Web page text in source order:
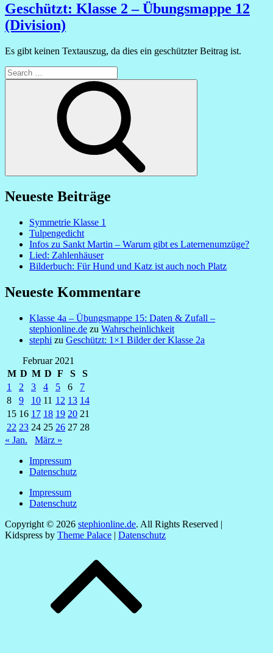
Geschützt: Klasse 2 – Übungsmappe 12
(Division)
Es gibt keinen Textauszug, da dies ein geschützter Beitrag ist.
Search
for:
Neueste Beiträge
Symmetrie Klasse 1
Tulpengedicht
Infos zu Sankt Martin – Warum gibt es Laternenumzüge?
Lied: Zahlenhäuser
Bilderbuch: Für Hund und Katz ist auch noch Platz
Neueste Kommentare
Klasse 4a – Übungsmappe 15: Daten & Zufall –
stephionline.de zu Wahrscheinlichkeit
stephi zu Geschützt: 1×1 Bilder der Klasse 2a
Februar 2021
M D M D F S
S
1
2 3 4 5 6
7
8
9 10 11 12 13 14
15 16 17 18 19 20 21
22 23 24 25 26 27 28
« Jan.
März »
Impressum
Datenschutz
Impressum
Datenschutz
Copyright © 2026 stephionline.de. All Rights Reserved |
Kidspress by Theme Palace | Datenschutz